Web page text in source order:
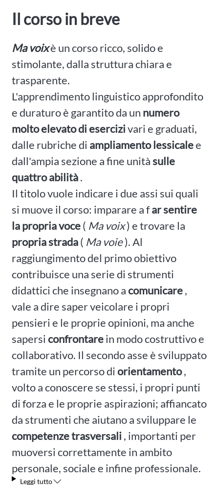
Il corso in breve
Ma voixè un corso ricco, solido e
stimolante, dalla struttura chiara e
trasparente.
L'apprendimento linguistico approfondito
e duraturo è garantito da un numero
molto elevato di esercizivari e graduati,
dalle rubriche di ampliamento lessicalee
dall'ampia sezione a fine unitàsulle
quattro abilità.
Il titolo vuole indicare i due assi sui quali
si muove il corso: imparare a far sentire
la propria voce( Ma voix) e trovare la
propria strada( Ma voie). Al
raggiungimento del primo obiettivo
contribuisce una serie di strumenti
didattici che insegnano acomunicare,
vale a dire saper veicolare i propri
pensieri e le proprie opinioni, ma anche
sapersiconfrontarein modo costruttivo e
collaborativo. Il secondo asse è sviluppato
tramite un percorso diorientamento,
volto a conoscere se stessi, i propri punti
di forza e le proprie aspirazioni; affiancato
da strumenti che aiutano a sviluppare le
competenze trasversali , importanti per
muoversi correttamente in ambito
personale, sociale e infine professionale.
Leggi tutto